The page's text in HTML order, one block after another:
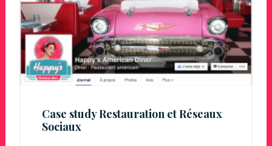
Case study Restauration et Réseaux
Sociaux